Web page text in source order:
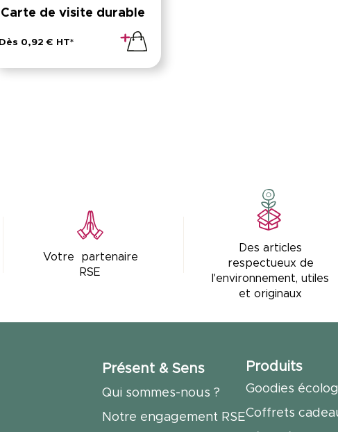
Carte de visite durable
Dès 0,92 € HT*
Votre partenaire
RSE
Des articles
respectueux de
l'environnement, utiles
et originaux
Présent & Sens
Qui sommes-nous ?
Notre engagement RSE
Produits
Goodies
Coffrets